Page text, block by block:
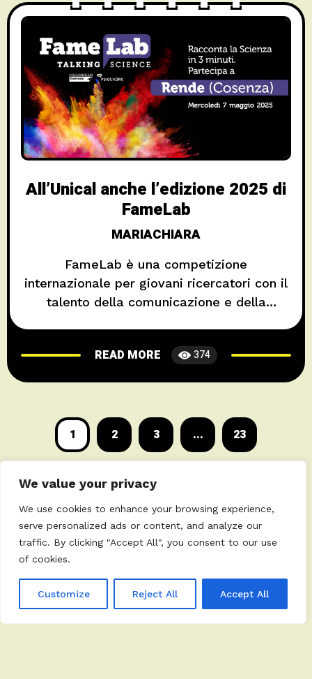
We value your privacy
We use cookies to enhance your browsing experience,
serve personalized ads or content, and analyze our
traffic. By clicking "Accept All", you consent to our use
of cookies.
Customize Reject All Accept All
All’Unical anche l’edizione 2025 di
FameLab
MARIACHIARA
FameLab è una competizione
internazionale per giovani ricercatori con il
talento della comunicazione e della
coinvolto oltre 1000 giovani
università, istituti di ricerca e enti pubblici,
società di comunicazione della scienza,
musei e media partner. Anche
READ MORE 374
1 2 3 ... 23